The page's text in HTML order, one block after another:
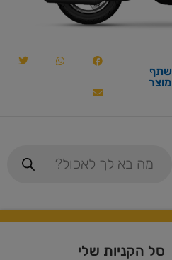
שתף
מוצר
סל הקניות שלי